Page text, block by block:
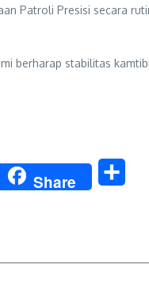
Patroli Presisi secara
berharap stabilitas
Share